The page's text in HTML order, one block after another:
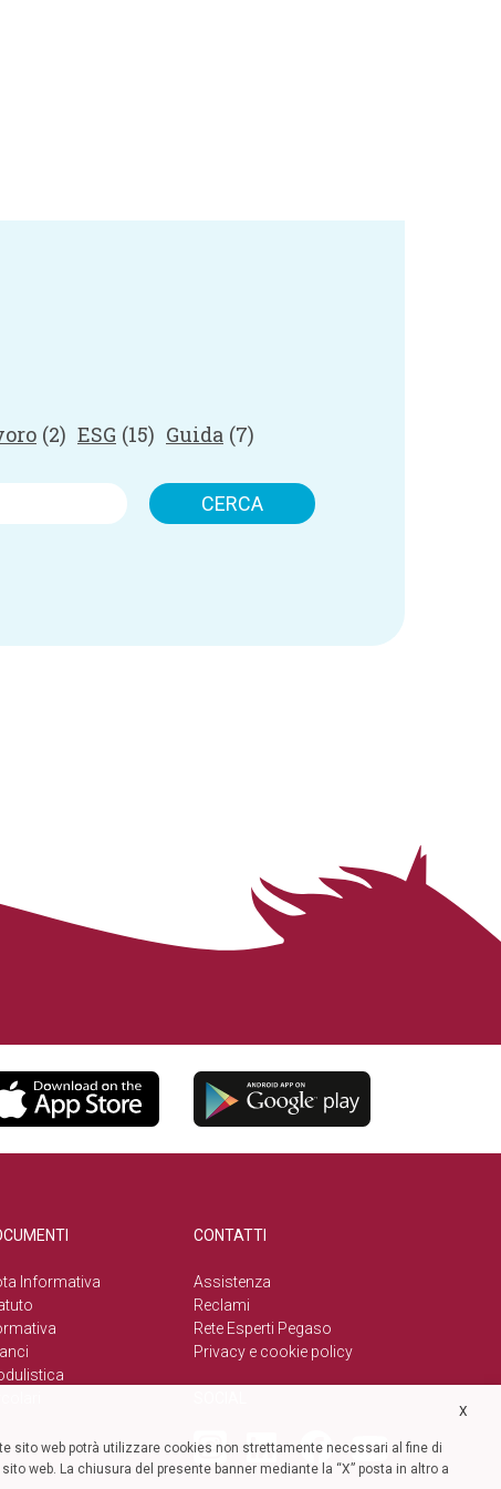
(2) ESG (15) Guida (7)
Informativa
CONTATTI
Assistenza
Reclami
Rete Esperti Pegaso
Privacy e cookie policy
X
sito web potrà utilizzare cookies non strettamente necessari al fine di
web. La chiusura del presente banner mediante la “X” posta in altro a